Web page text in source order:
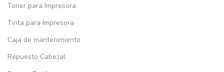
Toner para Impresora
Tinta para Impresora
Caja de mantenimiento
Repuesto Cabezal